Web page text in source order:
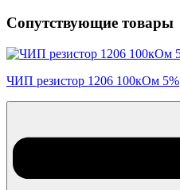
Сопутствующие товары
ЧИП резистор 1206 100кОм 5%